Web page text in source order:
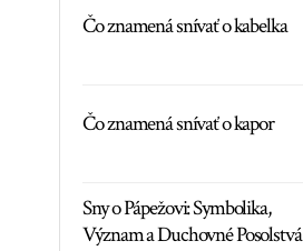
Čo znamená snívať o kabelka
Čo znamená snívať o kapor
Sny o Pápežovi: Symbolika,
Význam a Duchovné Posolstvá